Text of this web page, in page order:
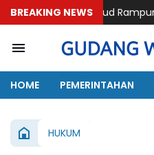
BREAKING NEWS
Talud Rampung, Satgas
HOME PEMERINTAHAN
HUKUM